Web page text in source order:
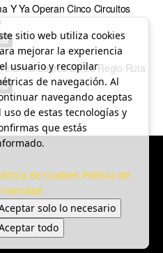
Y Ya Operan Cinco Circuitos
Logros De La Regio Ruta
sitio web utiliza cookies
mejorar la experiencia
usuario y recopilar
de navegación. Al
navegando aceptas
uso de estas tecnologías y
que estás
de Cookies Política de
solo lo necesario
todo